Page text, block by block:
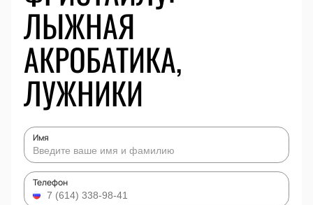
ЛЫЖНАЯ
АКРОБАТИКА,
ЛУЖНИКИ
Имя
Телефон